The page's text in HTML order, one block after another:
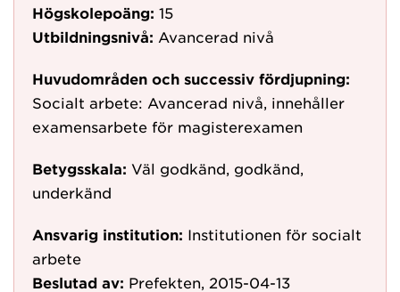
Högskolepoäng: 15
Utbildningsnivå: Avancerad nivå
Huvudområden och successiv fördjupning:
Socialt arbete: Avancerad nivå, innehåller
examensarbete för magisterexamen
Betygsskala: Väl godkänd, godkänd,
underkänd
Ansvarig institution: Institutionen för socialt
arbete
Beslutad av: Prefekten, 2015-04-13